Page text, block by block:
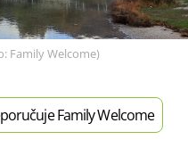
Family Welcome)
Family Welcome